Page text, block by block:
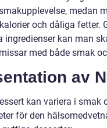
medan
och dåliga fetter.
ingredienser kan man
med både smak
av
kan variera i smak
för den